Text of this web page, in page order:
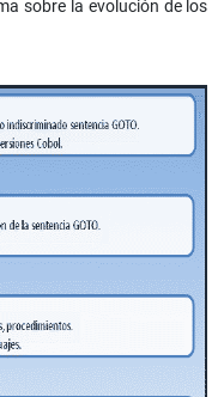
sobre la evolución de los